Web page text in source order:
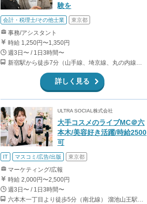
験を
会計・税理士/その他士業 東京都
事務/アシスタント
時給 1,250円〜1,350円
週3日〜 / 1日3時間〜
新宿駅から徒歩7分（山手線、埼京線、丸の内線、大江戸線、ほか） 新宿西口駅から徒歩5分(都営大江戸線) 西武新宿駅から徒歩5分(西武新宿線)
詳しく見る
ULTRA SOCIAL株式会社
大手コスメのライブMC＠六
本木/美容好き活躍/時給2500
可
IT マスコミ/広告/出版 東京都
マーケティング/広報
時給 2,000円〜2,500円
週3日〜 / 1日3時間〜
六本木一丁目より徒歩5分（南北線） 溜池山王駅より徒歩10分（銀座線） 六本木駅より徒歩12分（日比谷線）